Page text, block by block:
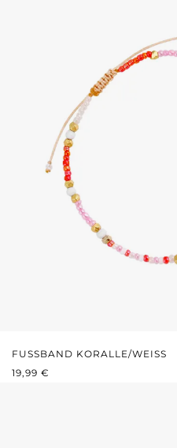
FUSSBAND KORALLE/WEISS
REGULÄRER PREIS:
19,99 €